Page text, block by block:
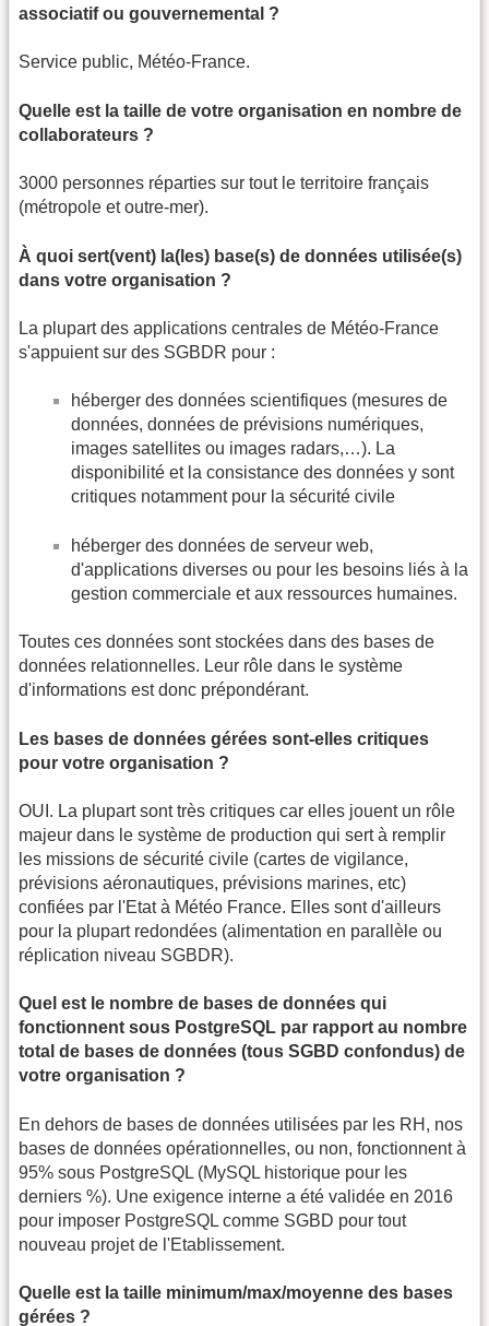
associatif ou gouvernemental ?
Service public, Météo-France.
Quelle est la taille de votre organisation en nombre de
collaborateurs ?
3000 personnes réparties sur tout le territoire français
(métropole et outre-mer).
À quoi sert(vent) la(les) base(s) de données utilisée(s)
dans votre organisation ?
La plupart des applications centrales de Météo-France
s'appuient sur des SGBDR pour :
héberger des données scientifiques (mesures de
données, données de prévisions numériques,
images satellites ou images radars,…). La
disponibilité et la consistance des données y sont
critiques notamment pour la sécurité civile
héberger des données de serveur web,
d'applications diverses ou pour les besoins liés à la
gestion commerciale et aux ressources humaines.
Toutes ces données sont stockées dans des bases de
données relationnelles. Leur rôle dans le système
d'informations est donc prépondérant.
Les bases de données gérées sont-elles critiques
pour votre organisation ?
OUI. La plupart sont très critiques car elles jouent un rôle
majeur dans le système de production qui sert à remplir
les missions de sécurité civile (cartes de vigilance,
prévisions aéronautiques, prévisions marines, etc)
confiées par l'Etat à Météo France. Elles sont d'ailleurs
pour la plupart redondées (alimentation en parallèle ou
réplication niveau SGBDR).
Quel est le nombre de bases de données qui
fonctionnent sous PostgreSQL par rapport au nombre
total de bases de données (tous SGBD confondus) de
votre organisation ?
En dehors de bases de données utilisées par les RH, nos
bases de données opérationnelles, ou non, fonctionnent à
95% sous PostgreSQL (MySQL historique pour les
derniers %). Une exigence interne a été validée en 2016
pour imposer PostgreSQL comme SGBD pour tout
nouveau projet de l'Etablissement.
Quelle est la taille minimum/max/moyenne des bases
gérées ?